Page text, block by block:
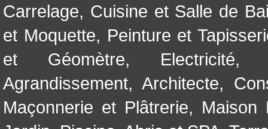
Carrelage, Cuisine et Salle de
et Moquette, Peinture et
et Géomètre, Electricité
Agrandissement, Architecte,
Maçonnerie et Plâtrerie, Maison